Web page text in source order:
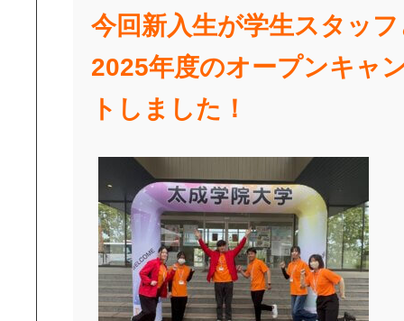
今回新入生が学生スタッ
2025年度のオープンキャ
トしました！